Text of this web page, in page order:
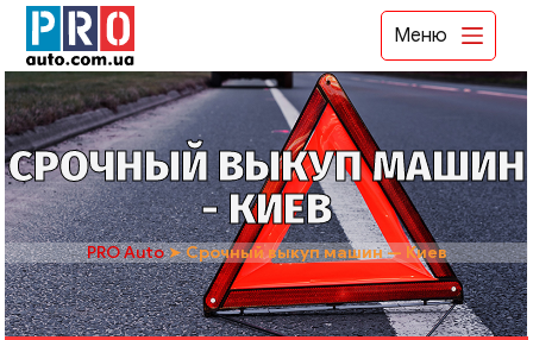
Меню
СРОЧНЫЙ ВЫКУП МАШИН
- КИЕВ
PRO Auto➤Срочный выкуп машин — Киев